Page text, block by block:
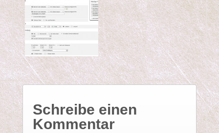
Schreibe einen
Kommentar